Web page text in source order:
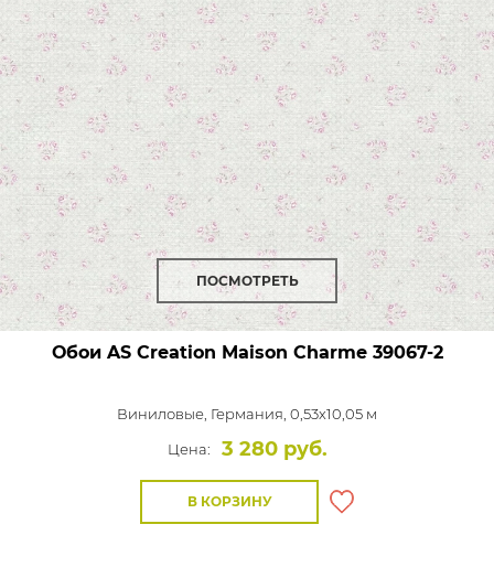
ПОСМОТРЕТЬ
Обои AS Creation Maison Charme39067-2
Виниловые, Германия, 0,53x10,05 м
Цена:
3 280 руб.
В КОРЗИНУ